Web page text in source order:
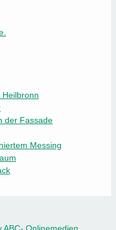
der Fassade
Messing